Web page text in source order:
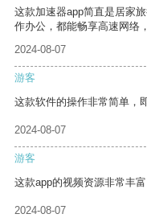
这款加速器app简直是居家
作办公，都能畅享高速网络
2024-08-07
游客
这款软件的操作非常简单，
2024-08-07
游客
这款app的视频资源非常丰
2024-08-07